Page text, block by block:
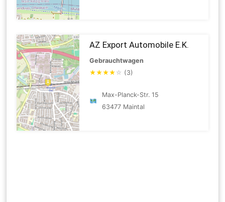
AZ Export Automobile E.K.
Gebrauchtwagen
★★★★ ☆ (3)
Max-Planck-Str. 15
63477 Maintal